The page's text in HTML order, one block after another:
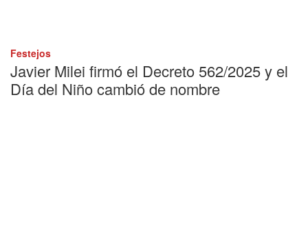
Festejos
Javier Milei firmó el Decreto 562/2025 y el
Día del Niño cambió de nombre